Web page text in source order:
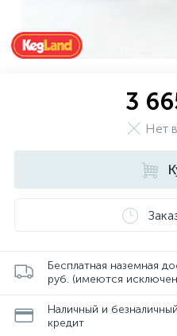
3
Нет
Бесплатная наземная
руб. (имеются
Наличный и
кредит